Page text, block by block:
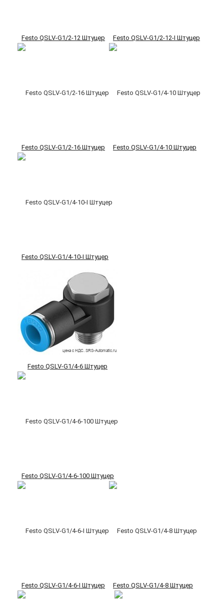
Festo QSLV-G1/2-12 Штуцер Festo QSLV-G1/2-12-I Штуцер
Festo QSLV-G1/2-16 Штуцер Festo QSLV-G1/4-10 Штуцер
Festo QSLV-G1/4-10-I Штуцер
Festo QSLV-G1/4-6 Штуцер
Festo QSLV-G1/4-6-100 Штуцер
Festo QSLV-G1/4-6-I Штуцер Festo QSLV-G1/4-8 Штуцер